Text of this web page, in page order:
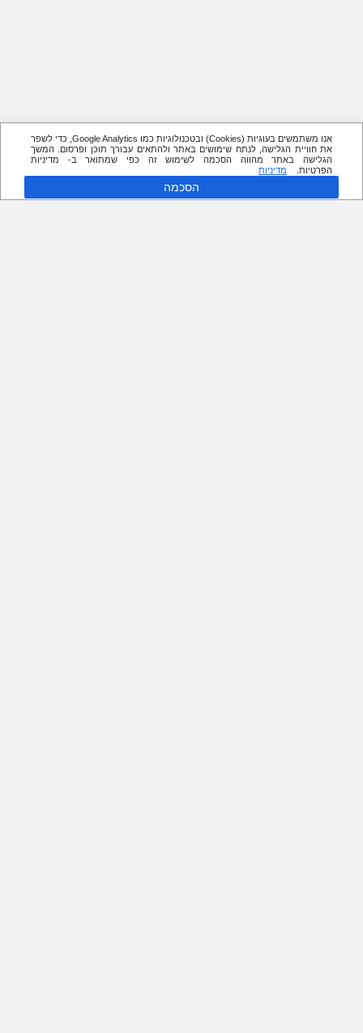
אנו משתמשים בעוגיות (Cookies) ובטכנולוגיות כמו Google Analytics, כדי לשפר
את חוויית הגלישה, לנתח שימושים באתר ולהתאים עבורך תוכן ופרסום. המשך
הגלישה באתר מהווה הסכמה לשימוש זה כפי שמתואר ב- מדיניות
הפרטיות.
מדיניות
הסכמה